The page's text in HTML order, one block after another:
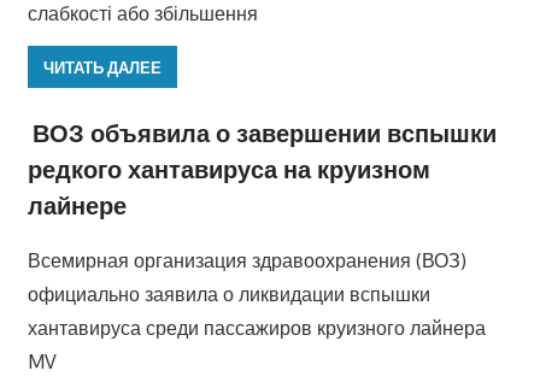
слабкості або збільшення
ЧИТАТЬ ДАЛЕЕ
ВОЗ объявила о завершении вспышки
редкого хантавируса на круизном
лайнере
Всемирная организация здравоохранения (ВОЗ)
официально заявила о ликвидации вспышки
хантавируса среди пассажиров круизного лайнера
MV